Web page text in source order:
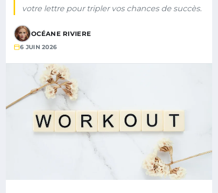
votre lettre pour tripler vos chances de succès.
OCÉANE RIVIERE
6 JUIN 2026